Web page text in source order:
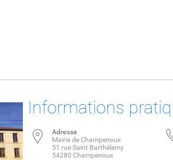
Informations
Adresse
Mairie de Champenoux
51 rue Saint Barthélemy
54280 Champenoux